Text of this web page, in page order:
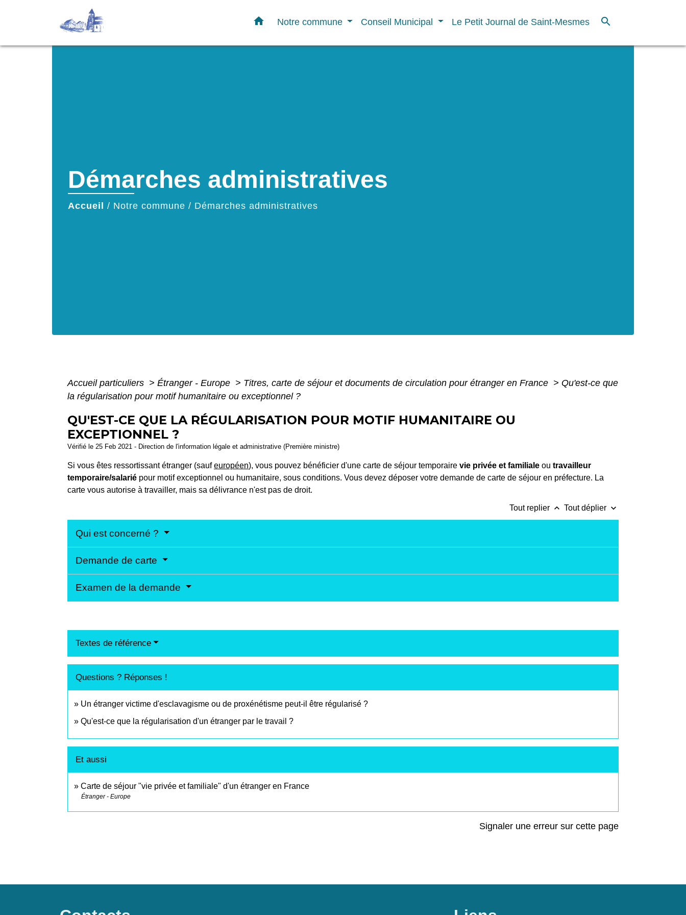
home Notre commune Conseil Municipal Le Petit Journal de Saint-Mesmes search
Démarches administratives
Accueil / Notre commune / Démarches administratives
Accueil particuliers > Étranger - Europe > Titres, carte de séjour et documents de circulation pour étranger en France > Qu'est-ce que
la régularisation pour motif humanitaire ou exceptionnel ?
QU'EST-CE QUE LA RÉGULARISATION POUR MOTIF HUMANITAIRE OU
EXCEPTIONNEL ?
Vérifié le 25 Feb 2021 - Direction de l'information légale et administrative (Première ministre)
Si vous êtes ressortissant étranger (saufeuropéen), vous pouvez bénéficier d'une carte de séjour temporaire vie privée et familiale ou travailleur
temporaire/salarié pour motif exceptionnel ou humanitaire, sous conditions. Vous devez déposer votre demande de carte de séjour en préfecture. La
carte vous autorise à travailler, mais sa délivrance n'est pas de droit.
Tout replier keyboard_arrow_up Tout déplier keyboard_arrow_down
Qui est concerné ?
Demande de carte
Examen de la demande
Textes de référence
Questions ? Réponses !
Un étranger victime d'esclavagisme ou de proxénétisme peut-il être régularisé ?
Qu'est-ce que la régularisation d'un étranger par le travail ?
Et aussi
Carte de séjour "vie privée et familiale" d'un étranger en France
Étranger - Europe
Signaler une erreur sur cette page